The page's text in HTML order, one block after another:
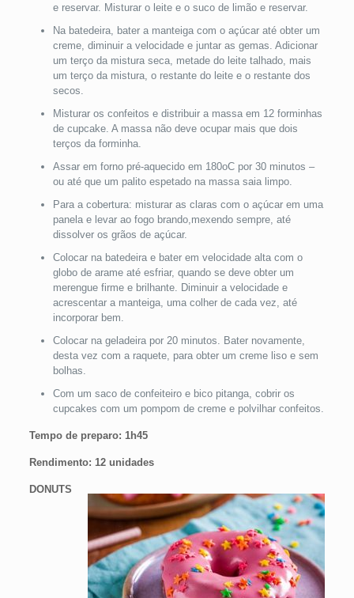
e reservar. Misturar o leite e o suco de limão e reservar.
Na batedeira, bater a manteiga com o açúcar até obter um
creme, diminuir a velocidade e juntar as gemas. Adicionar
um terço da mistura seca, metade do leite talhado, mais
um terço da mistura, o restante do leite e o restante dos
secos.
Misturar os confeitos e distribuir a massa em 12 forminhas
de cupcake. A massa não deve ocupar mais que dois
terços da forminha.
Assar em forno pré-aquecido em 180oC por 30 minutos –
ou até que um palito espetado na massa saia limpo.
Para a cobertura: misturar as claras com o açúcar em uma
panela e levar ao fogo brando,mexendo sempre, até
dissolver os grãos de açúcar.
Colocar na batedeira e bater em velocidade alta com o
globo de arame até esfriar, quando se deve obter um
merengue firme e brilhante. Diminuir a velocidade e
acrescentar a manteiga, uma colher de cada vez, até
incorporar bem.
Colocar na geladeira por 20 minutos. Bater novamente,
desta vez com a raquete, para obter um creme liso e sem
bolhas.
Com um saco de confeiteiro e bico pitanga, cobrir os
cupcakes com um pompom de creme e polvilhar confeitos.
Tempo de preparo: 1h45
Rendimento: 12 unidades
DONUTS